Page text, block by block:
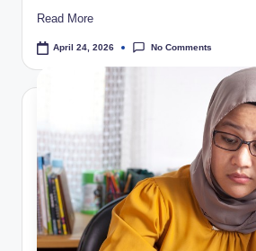
Read More
April 24, 2026 No Comments